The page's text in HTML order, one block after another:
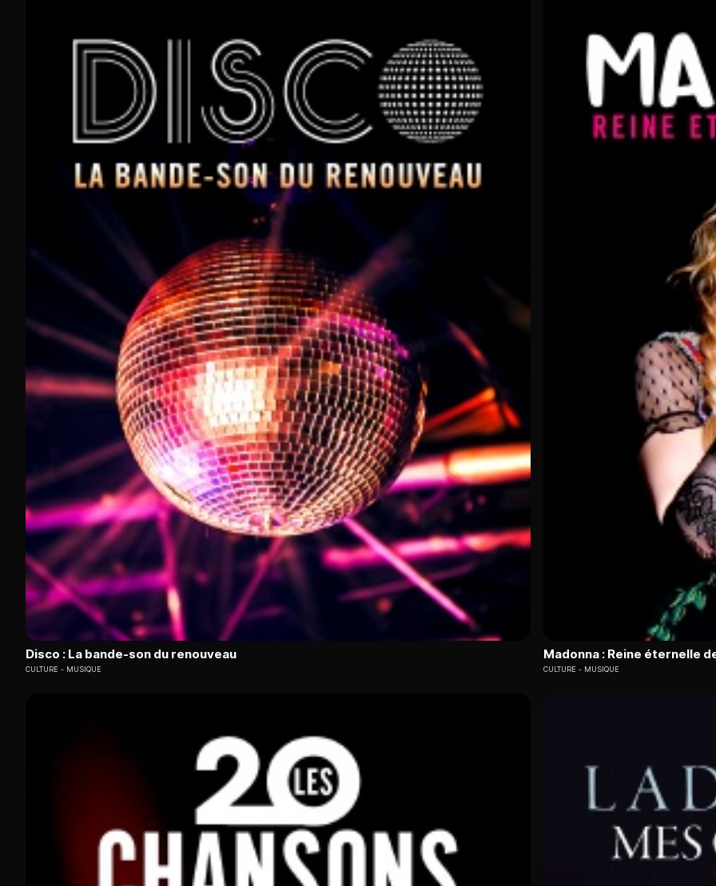
Disco : La bande-son du renouveau
CULTURE MUSIQUE
Madonna : Reine éternelle
CULTURE MUSIQUE